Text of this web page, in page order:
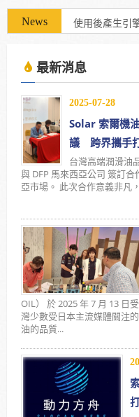
使用後產生引
2025年7月13
使用「泰揚能
使用後產生引
2025年7月13
最新消息
2025-07-28
Solar 索爾機
議 跨界攜手
台灣高端潤滑油
與 DFP 馬來西亞公司 簽訂
亞市場。 此次合作意義非凡
OIL） 於 2025 年 7 月 13 日
灣少數受日本主流媒體關注
油的品質...